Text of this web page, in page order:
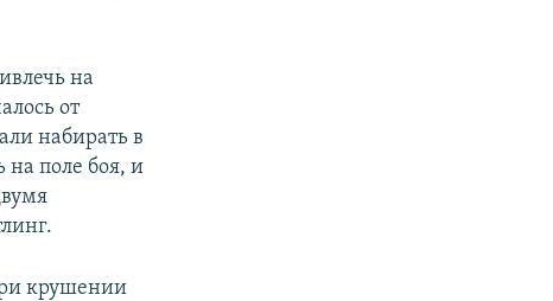
на
от
набирать в
на поле боя, и
крушении